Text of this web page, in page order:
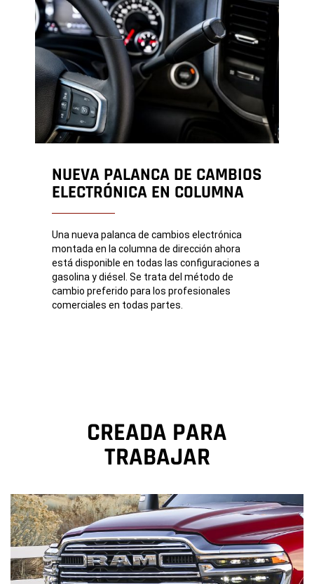
NUEVA PALANCA DE CAMBIOS
ELECTRÓNICA EN COLUMNA
Una nueva palanca de cambios electrónica
montada en la columna de dirección ahora
está disponible en todas las configuraciones a
gasolina y diésel. Se trata del método de
cambio preferido para los profesionales
comerciales en todas partes.
CREADA PARA
TRABAJAR